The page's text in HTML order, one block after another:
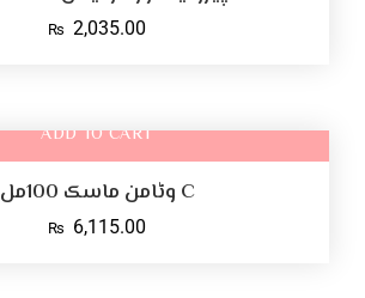
₨ 2,035.00
ADD TO CART
C وٹامن ماسک 100مل
₨ 6,115.00